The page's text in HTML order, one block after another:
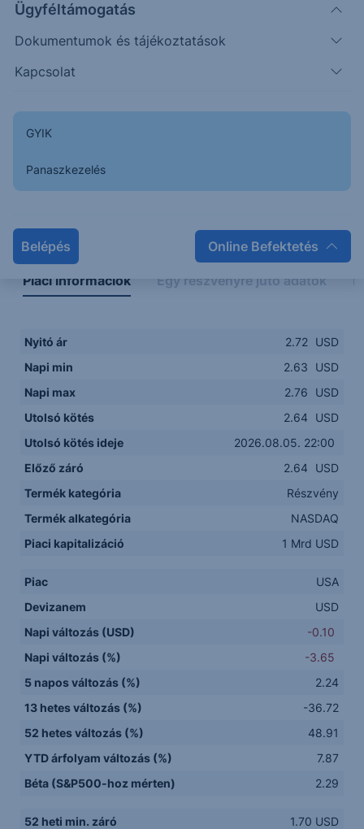
Ügyféltámogatás
Dokumentumok és tájékoztatások
Kapcsolat
GYIK
Panaszkezelés
Belépés Online Befektetés
2.6250
2.6500
Napon belüli Historikus
Piaci információk Egy részvényre jutó adatok
Nyitó ár 2.72 USD
Napi min
2.63
USD
Napi max
2.76
USD
Utolsó kötés
2.64
USD
Utolsó kötés ideje
2026.08.05. 22:00
Előző záró
2.64
USD
Termék kategória
Részvény
Termék alkategória
NASDAQ
Piaci kapitalizáció
1 Mrd USD
Piac
USA
Devizanem
USD
Napi változás (USD)
-0.10
Napi változás (%)
-3.65
5 napos változás (%)
2.24
13 hetes változás (%)
-36.72
52 hetes változás (%)
48.91
YTD árfolyam változás (%)
7.87
Béta (S&P500-hoz mérten)
2.29
52 heti min. záró
1.70 USD